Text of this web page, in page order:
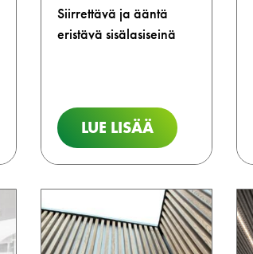
Siirrettävä ja ääntä
eristävä sisälasiseinä
LUE LISÄÄ